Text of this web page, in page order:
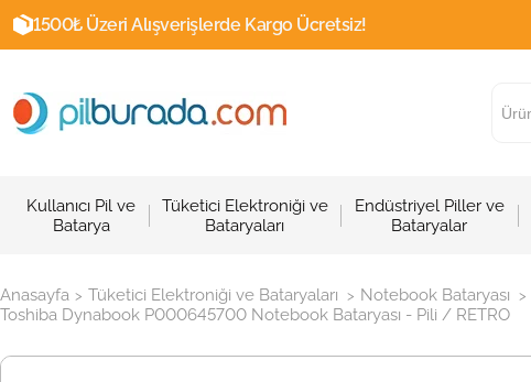
1500₺ Üzeri Alışverişlerde Kargo Ücretsiz!
Kullanıcı Pil ve
Batarya
Tüketici Elektroniği ve
Bataryaları
Endüstriyel Piller ve
Bataryalar
Anasayfa > Tüketici Elektroniği ve Bataryaları > Notebook Bataryası >
Toshiba Dynabook P000645700 Notebook Bataryası - Pili / RETRO